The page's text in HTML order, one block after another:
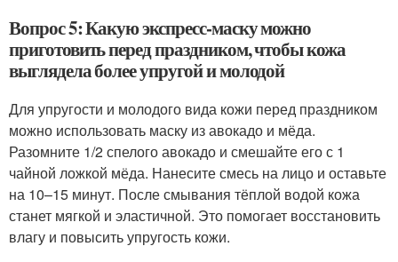
Вопрос 5: Какую экспресс-маску можно
приготовить перед праздником, чтобы кожа
выглядела более упругой и молодой
Для упругости и молодого вида кожи перед праздником
можно использовать маску из авокадо и мёда.
Разомните 1/2 спелого авокадо и смешайте его с 1
чайной ложкой мёда. Нанесите смесь на лицо и оставьте
на 10–15 минут. После смывания тёплой водой кожа
станет мягкой и эластичной. Это помогает восстановить
влагу и повысить упругость кожи.